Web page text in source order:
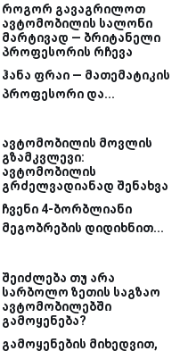
როგორ გავაგრილოთ
ავტომობილის სალონი
მარტივად — ბრიტანელი
პროფესორის რჩევა
ჰანა ფრაი — მათემატიკის
პროფესორი და...
ავტომობილის მოვლის
გზამკვლევი:
ავტომობილის
გრძელვადიანად შენახვა
ჩვენი 4-ბორბლიანი
მეგობრების დიდიხნით...
შეიძლება თუ არა
სარბოლო ზეთის საგზაო
ავტომობილებში
გამოყენება?
გამოყენების მიხედვით,